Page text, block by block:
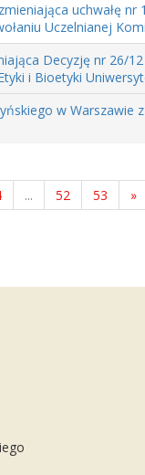
uchwałę nr
Uczelnianej
Decyzję nr 26/
i Bioetyki
w Warszawie
... 52 53 »